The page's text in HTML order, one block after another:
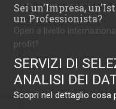
Sei un'Impresa,
un Professionista?
Operi a livello
profit?
SERVIZI DI
ANALISI DEI
Scopri nel dettaglio cosa